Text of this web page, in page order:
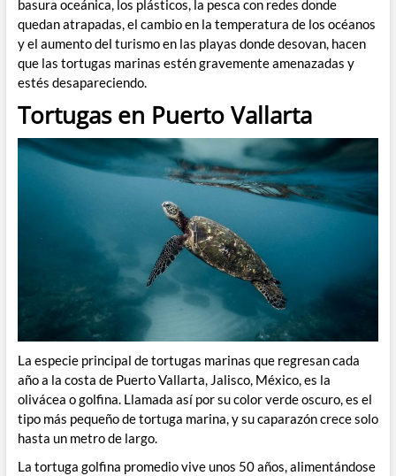
basura oceánica, los plásticos, la pesca con redes donde
quedan atrapadas, el cambio en la temperatura de los océanos
y el aumento del turismo en las playas donde desovan, hacen
que las tortugas marinas estén gravemente amenazadas y
estés desapareciendo.
Tortugas en Puerto Vallarta
La especie principal de tortugas marinas que regresan cada
año a la costa de Puerto Vallarta, Jalisco, México, es la
olivácea o golfina. Llamada así por su color verde oscuro, es el
tipo más pequeño de tortuga marina, y su caparazón crece solo
hasta un metro de largo.
La tortuga golfina promedio vive unos 50 años, alimentándose